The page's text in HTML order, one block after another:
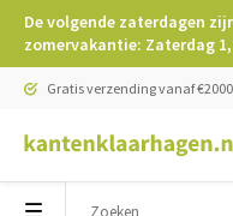
De volgende zaterdagen
zomervakantie: Zaterdag
Gratis verzending vanaf